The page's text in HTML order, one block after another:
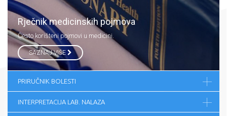
Rječnik medicinskih pojmova
Često korišteni pojmovi u medicini.
SAZNAJ VIŠE
PRIRUČNIK BOLESTI
INTERPRETACIJA LAB. NALAZA